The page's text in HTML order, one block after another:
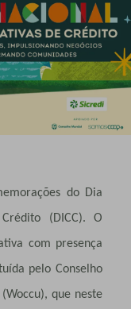
do Dia
(DICC). O
com presença
pelo Conselho
que neste